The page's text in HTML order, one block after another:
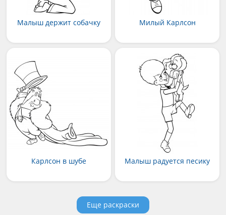
Малыш держит собачку Милый Карлсон
Карлсон в шубе Малыш радуется песику
Еще раскраски